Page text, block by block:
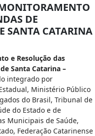
DE
SANTA CATARINA
e Resolução das
Santa Catarina –
integrado por
Ministério Público
do Brasil, Tribunal de
do Estado e de
Municipais de Saúde,
Federação Catarinense